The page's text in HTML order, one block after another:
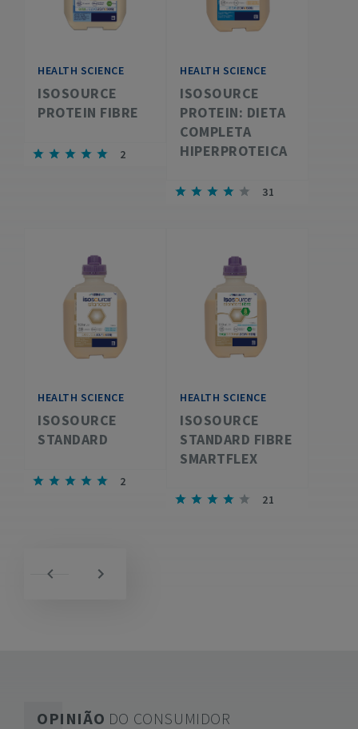
HEALTH SCIENCE
ISOSOURCE
PROTEIN FIBRE
2
HEALTH SCIENCE
ISOSOURCE
PROTEIN: DIETA
COMPLETA
HIPERPROTEICA
31
HEALTH SCIENCE
ISOSOURCE
STANDARD
2
HEALTH SCIENCE
ISOSOURCE
STANDARD FIBRE
SMARTFLEX
21
OPINIÃO DO CONSUMIDOR